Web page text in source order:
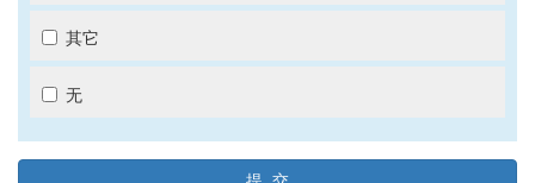
其它
无